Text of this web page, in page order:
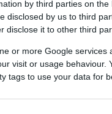
by third parties on the
disclosed by us to third
disclose it to other third
or more Google services
visit or usage behaviour.
tags to use your data for
από Καναδούς
ομάδα του